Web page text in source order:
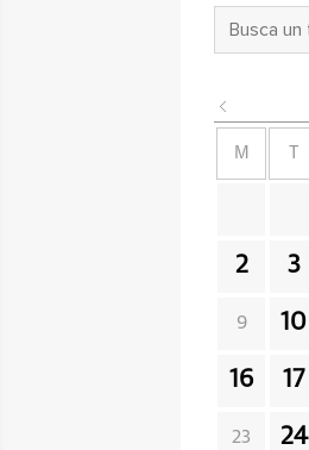
M
2 3
9 10
16 17
23 24